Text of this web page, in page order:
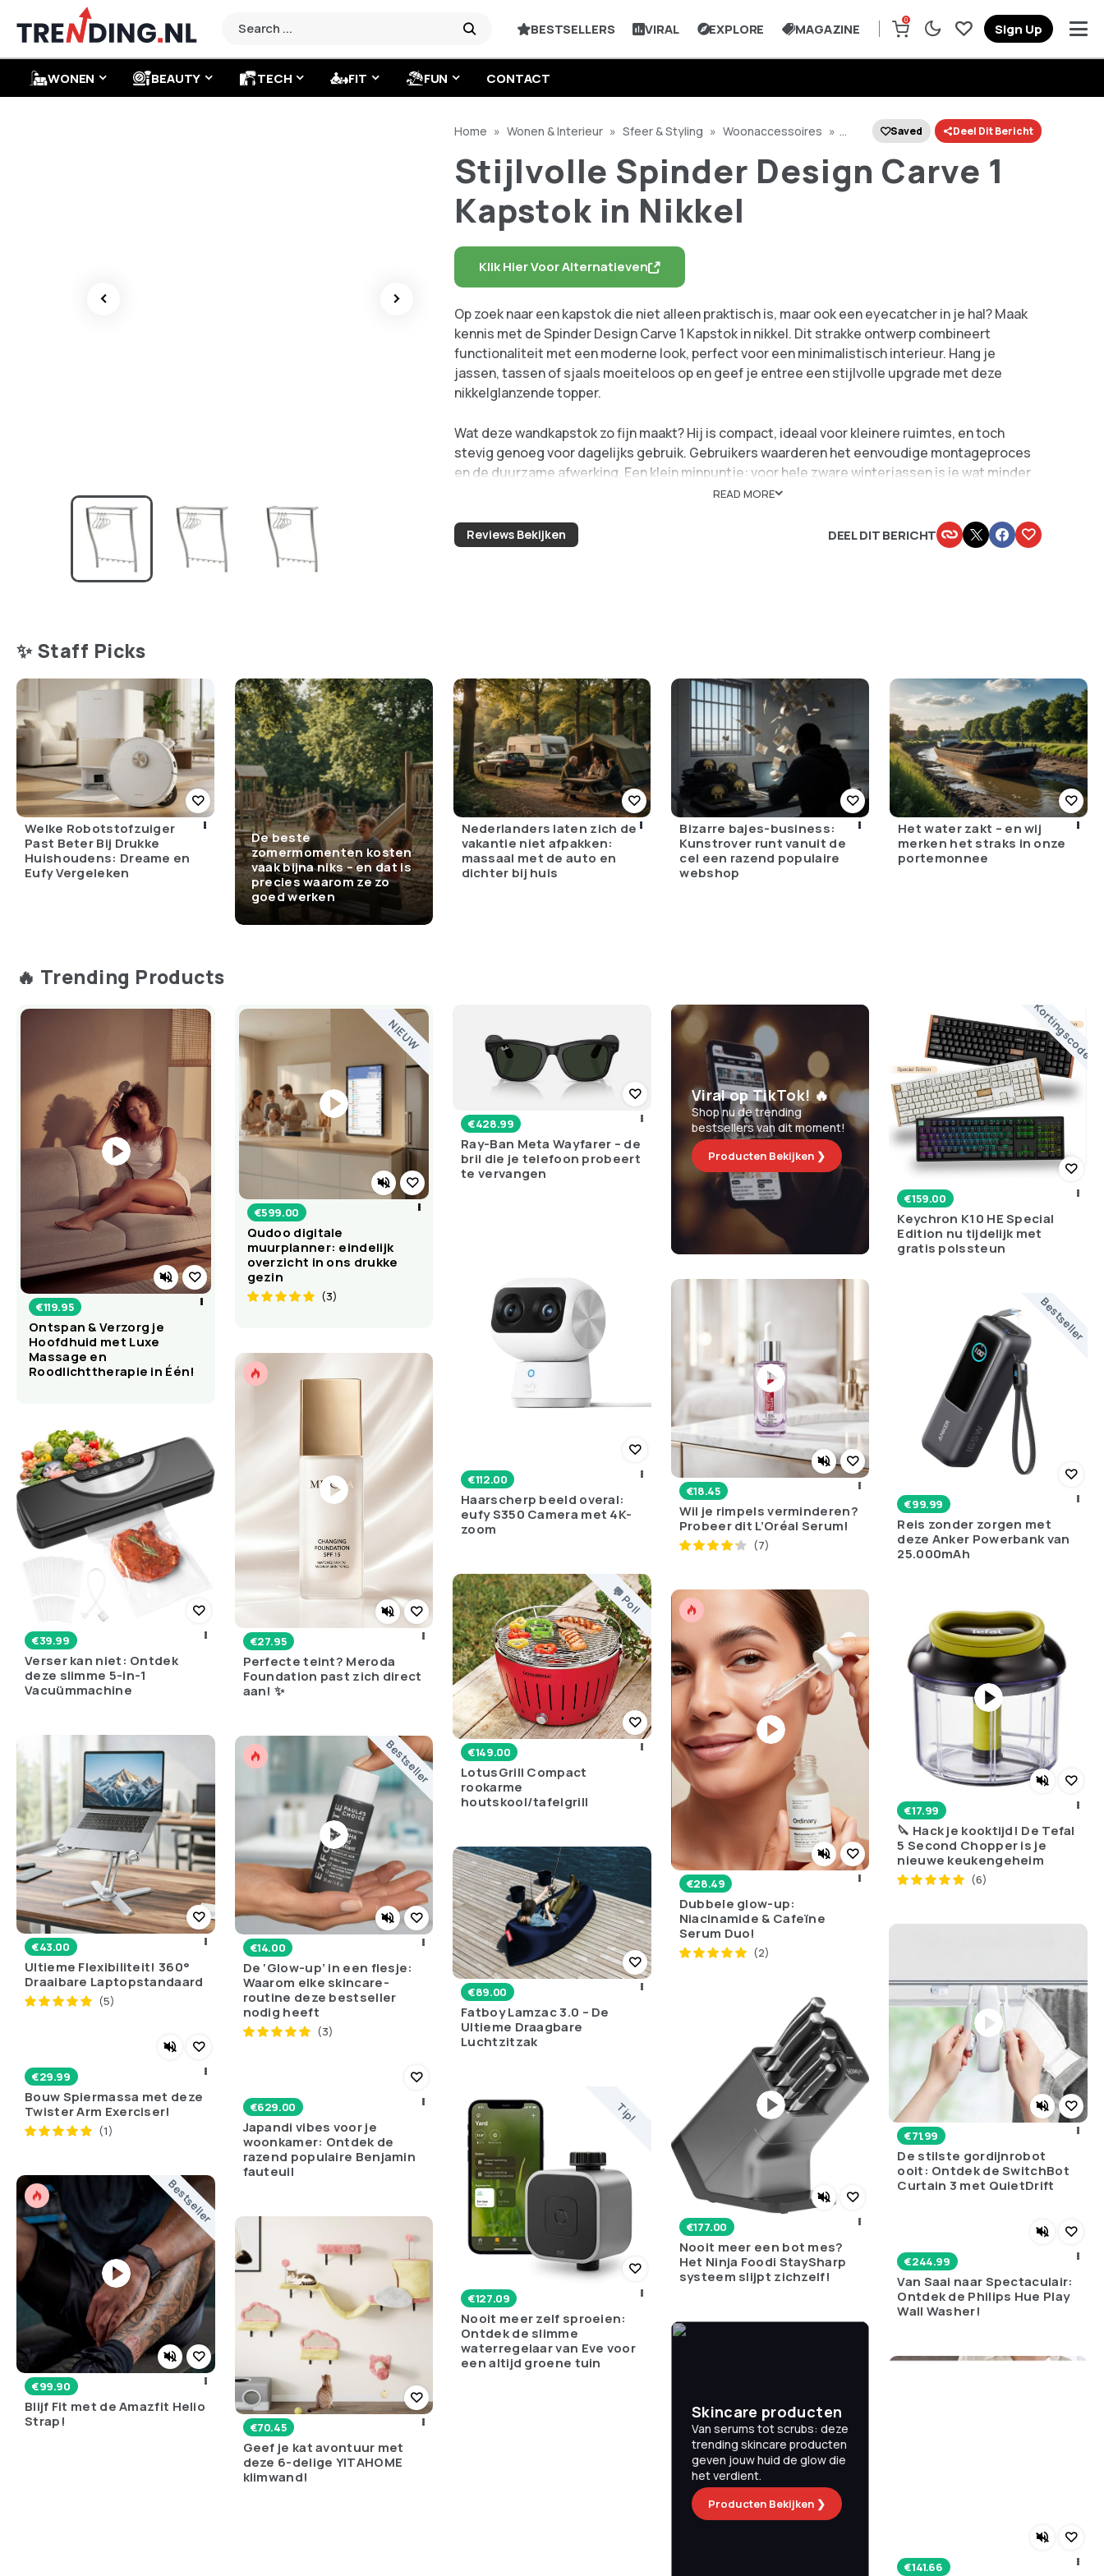
BESTSELLERS VIRAL EXPLORE MAGAZINE
0
Sign Up
WONEN BEAUTY TECH FIT FUN CONTACT
Home » Wonen & Interieur » Sfeer & Styling » Woonaccessoires »
Saved Deel Dit Bericht
Stijlvolle Spinder Design Carve 1
Kapstok in Nikkel
Klik Hier Voor Alternatieven
Op zoek naar een kapstok die niet alleen praktisch is, maar ook een eyecatcher in je hal? Maak
kennis met de Spinder Design Carve 1 Kapstok in nikkel. Dit strakke ontwerp combineert
functionaliteit met een moderne look, perfect voor een minimalistisch interieur. Hang je
jassen, tassen of sjaals moeiteloos op en geef je entree een stijlvolle upgrade met deze
nikkelglanzende topper.
Wat deze wandkapstok zo fijn maakt? Hij is compact, ideaal voor kleinere ruimtes, en toch
stevig genoeg voor dagelijks gebruik. Gebruikers waarderen het eenvoudige montageproces
en de duurzame afwerking. Een klein minpuntje: voor hele zware winterjassen is ie wat minder
geschikt, dus hou daar rekening mee. Met de Spinder Design Carve 1 geef je je hal in een
Materiaal:Staal met nikkel afwerking
READ MORE
Reviews Bekijken DEEL DIT BERICHT
✨ Staff Picks
Welke Robotstofzuiger
Past Beter Bij Drukke
Huishoudens: Dreame en
Eufy Vergeleken
De beste
zomermomenten kosten
vaak bijna niks – en dat is
precies waarom ze zo
goed werken
Nederlanders laten zich de
vakantie niet afpakken:
massaal met de auto en
dichter bij huis
Bizarre bajes-business:
Kunstrover runt vanuit de
cel een razend populaire
webshop
Het water zakt – en wij
merken het straks in onze
portemonnee
🔥 Trending Products
€119.95
Ontspan & Verzorg je
Hoofdhuid met Luxe
Massage en
Roodlichttherapie in Één!
NIEUW
€599.00
Qudoo digitale
muurplanner: eindelijk
overzicht in ons drukke
gezin
(3)
€428.99
Ray-Ban Meta Wayfarer – de
bril die je telefoon probeert
te vervangen
Viral op TikTok! 🔥
Shop nu de trending
bestsellers van dit moment!
Producten Bekijken ❯
Kortingscode
€159.00
Keychron K10 HE Special
Edition nu tijdelijk met
gratis polssteun
€112.00
Haarscherp beeld overal:
eufy S350 Camera met 4K-
zoom
€18.45
Wil je rimpels verminderen?
Probeer dit L’Oréal Serum!
(7)
Bestseller
€99.99
Reis zonder zorgen met
deze Anker Powerbank van
25.000mAh
€27.95
Perfecte teint? Meroda
Foundation past zich direct
aan! ✨
€39.99
Verser kan niet: Ontdek
deze slimme 5-in-1
Vacuümmachine
💬 Poll
€149.00
LotusGrill Compact
rookarme
houtskool/tafelgrill
€28.49
Dubbele glow-up:
Niacinamide & Cafeïne
Serum Duo!
(2)
€17.99
🔪 Hack je kooktijd! De Tefal
5 Second Chopper is je
nieuwe keukengeheim
(6)
€43.00
Ultieme Flexibiliteit! 360°
Draaibare Laptopstandaard
(5)
Bestseller
€14.00
De ‘Glow-up’ in een flesje:
Waarom elke skincare-
routine deze bestseller
nodig heeft
(3)
€89.00
Fatboy Lamzac 3.0 – De
Ultieme Draagbare
Luchtzitzak
€71.99
De stilste gordijnrobot
ooit: Ontdek de SwitchBot
Curtain 3 met QuietDrift
€177.00
Nooit meer een bot mes?
Het Ninja Foodi StaySharp
systeem slijpt zichzelf!
€29.99
Bouw Spiermassa met deze
Twister Arm Exerciser!
(1)
€629.00
Japandi vibes voor je
woonkamer: Ontdek de
razend populaire Benjamin
fauteuil
Tip!
€127.09
Nooit meer zelf sproeien:
Ontdek de slimme
waterregelaar van Eve voor
een altijd groene tuin
Bestseller
€99.90
Blijf Fit met de Amazfit Helio
Strap!
€70.45
Geef je kat avontuur met
deze 6-delige YITAHOME
klimwand!
€244.99
Van Saai naar Spectaculair:
Ontdek de Philips Hue Play
Wall Washer!
Skincare producten
Van serums tot scrubs: deze
trending skincare producten
geven jouw huid de glow die
het verdient.
Producten Bekijken ❯
€141.66